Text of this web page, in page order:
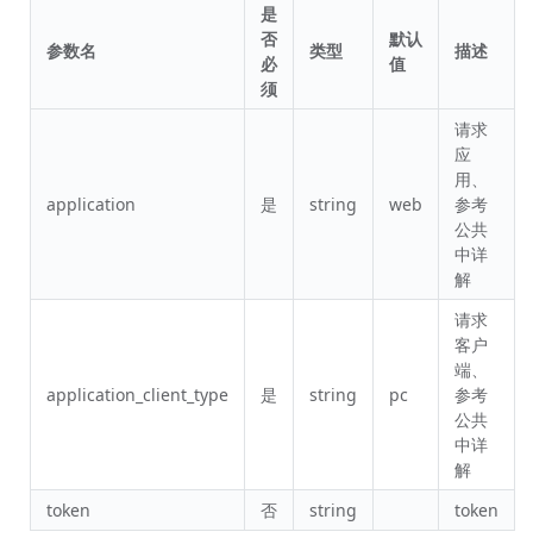
参数名
是
否
必
须
类型
默认
值
描述
application 是 string web
请求
应
用、
参考
公共
中详
解
application_client_type 是 string pc
请求
客户
端、
参考
公共
中详
解
token
否 string token